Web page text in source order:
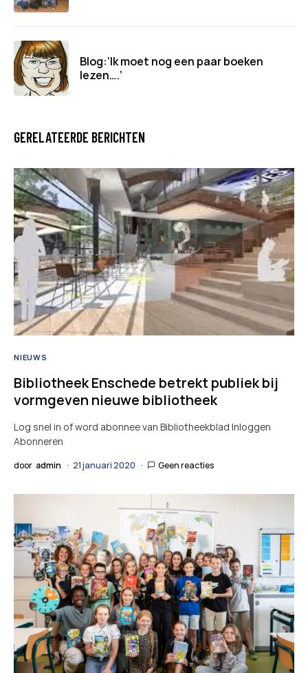
Blog:‘Ik moet nog een paar boeken
lezen….’
GERELATEERDE BERICHTEN
NIEUWS
Bibliotheek Enschede betrekt publiek bij
vormgeven nieuwe bibliotheek
Log snel in of word abonnee van Bibliotheekblad Inloggen
Abonneren
door admin 21 januari 2020 Geen reacties